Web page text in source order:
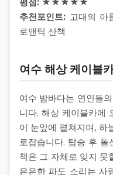
추천포인트: 고대의 아
로맨틱 산책
여수 해상 케이블
여수 밤바다는 연인들
니다. 해상 케이블카에
이 눈앞에 펼쳐지며, 하
로잡습니다. 탑승 후
책은 그 자체로 잊지 못
은은한 파도 소리는 사